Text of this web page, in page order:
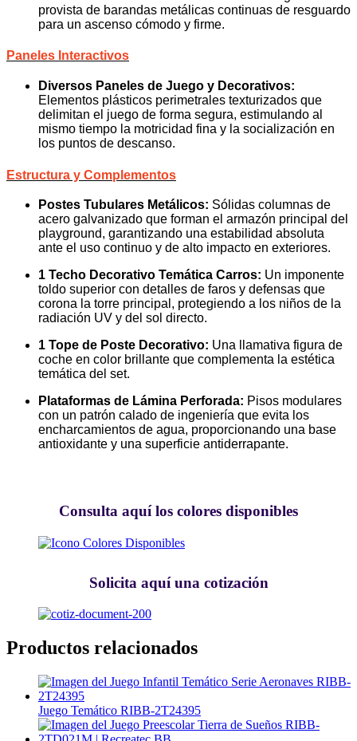
provista de barandas metálicas continuas de resguardo
para un ascenso cómodo y firme.
Paneles Interactivos
Diversos Paneles de Juego y Decorativos:
Elementos plásticos perimetrales texturizados que
delimitan el juego de forma segura, estimulando al
mismo tiempo la motricidad fina y la socialización en
los puntos de descanso.
Estructura y Complementos
Postes Tubulares Metálicos: Sólidas columnas de
acero galvanizado que forman el armazón principal del
playground, garantizando una estabilidad absoluta
ante el uso continuo y de alto impacto en exteriores.
1 Techo Decorativo Temática Carros: Un imponente
toldo superior con detalles de faros y defensas que
corona la torre principal, protegiendo a los niños de la
radiación UV y del sol directo.
1 Tope de Poste Decorativo: Una llamativa figura de
coche en color brillante que complementa la estética
temática del set.
Plataformas de Lámina Perforada: Pisos modulares
con un patrón calado de ingeniería que evita los
encharcamientos de agua, proporcionando una base
antioxidante y una superficie antiderrapante.
Consulta aquí los colores disponibles
Solicita aquí una cotización
Productos relacionados
Juego Temático RIBB-2T24395